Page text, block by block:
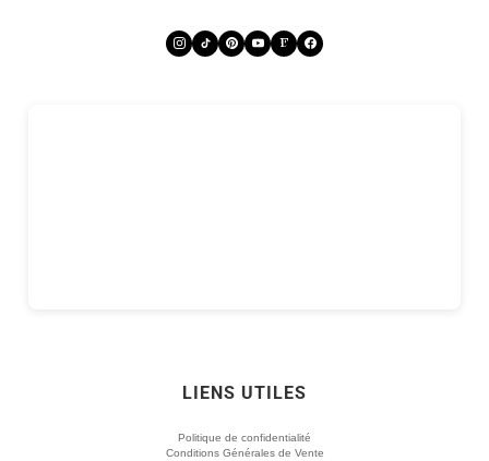
LIENS UTILES
Politique de confidentialité
Conditions Générales de Vente